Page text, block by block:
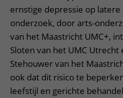
ernstige depressie op
onderzoek, door arts-
van het Maastricht UMC+,
Sloten van het UMC Utrecht
Stehouwer van het
ook dat dit risico te
leefstijl en gerichte